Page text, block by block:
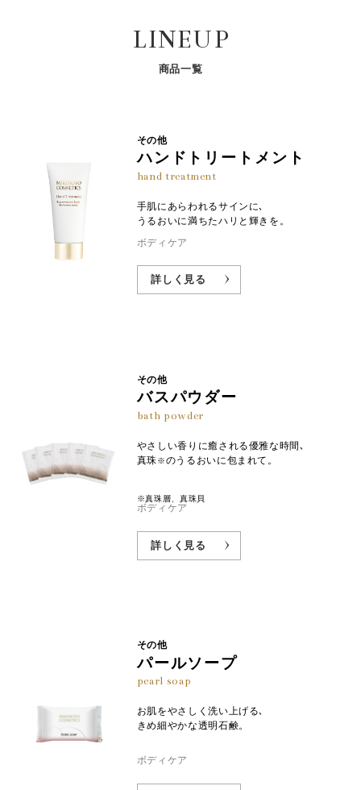
」が、天性の保水力で、しっとりとした肌に導き
フェロール、（Ｃ１３，１４）イソアルカン、水添レシ
チン、テトラヘキシルデカン酸アスコルビル、パルミチ
ン酸レチノール、ペンチレングリコール、ポリアクリル
７、メチルパラベン
LINEUP
商品一覧
その他
ハンドトリートメント
hand treatment
手肌にあらわれるサインに､
うるおいに満ちたハリと輝きを。
ボディケア
詳しく見る
その他
バスパウダー
bath powder
やさしい香りに癒される優雅な時間､
真珠 ※のうるおいに包まれて。
※真珠層、真珠貝
ボディケア
詳しく見る
その他
パールソープ
pearl soap
お肌をやさしく洗い上げる､
きめ細やかな透明石鹸。
ボディケア